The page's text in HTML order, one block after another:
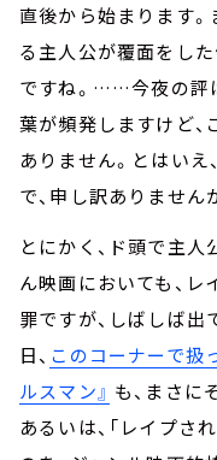
直後から始まります。
る主人公が覆面をし
ですね。……今夜の評
葉が頻発しますけど
ありません。とはいえ
で、申し訳ありません
とにかく、ド頭で主
ん映画においても、
罪ですが、しばしば
日、 このコーナーで扱
ルスマン』 も、まさに
あるいは、「レイプさ